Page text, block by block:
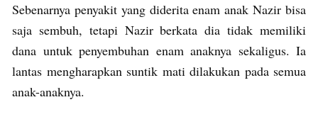
Sebenarnya penyakit yang diderita enam anak Nazir bisa
saja sembuh, tetapi Nazir berkata dia tidak memiliki
dana untuk penyembuhan enam anaknya sekaligus. Ia
lantas mengharapkan suntik mati dilakukan pada semua
anak-anaknya.